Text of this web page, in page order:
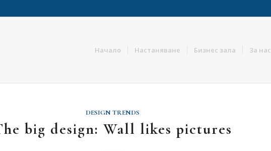
Начало Настаняване Бизнес зала За нас
DESIGN TRENDS
big design: Wall likes pictures